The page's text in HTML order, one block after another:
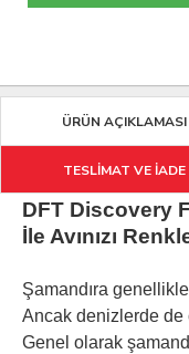
ÜRÜN AÇIKLAMASI
TESLİMAT VE İADE
DFT Discovery
İle Avınızı
Şamandıra
Ancak denizlerde de
Genel olarak